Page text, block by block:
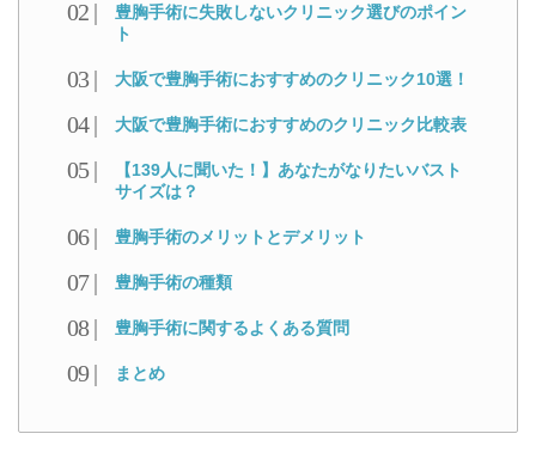
豊胸手術に失敗しないクリニック選びのポイン
ト
大阪で豊胸手術におすすめのクリニック10選！
大阪で豊胸手術におすすめのクリニック比較表
【139人に聞いた！】あなたがなりたいバスト
サイズは？
豊胸手術のメリットとデメリット
豊胸手術の種類
豊胸手術に関するよくある質問
まとめ